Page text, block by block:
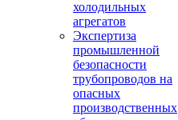
холодильных
агрегатов
Экспертиза
промышленной
безопасности
трубопроводов на
опасных
производственных